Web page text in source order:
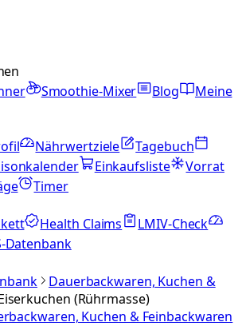
Smoothie-Mixer Blog
Meine
Nährwertziele
Tagebuch
Einkaufsliste
Vorrat
Timer
Health Claims
LMIV-Check
Datenbank
Dauerbackwaren, Kuchen &
(Rührmasse)
Kuchen & Feinbackwaren